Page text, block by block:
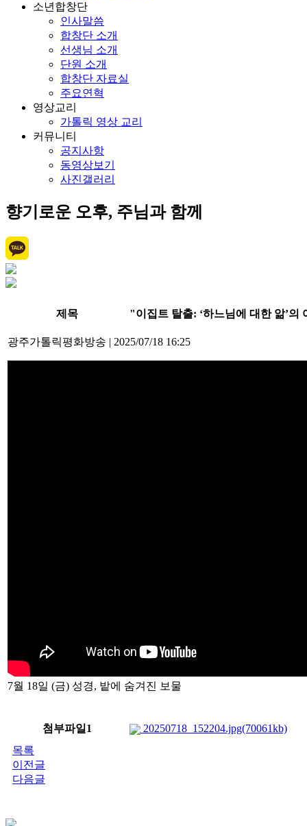
소년합창단
인사말씀
합창단 소개
선생님 소개
단원 소개
합창단 자료실
주요연혁
영상교리
가톨릭 영상 교리
커뮤니티
공지사항
동영상보기
사진갤러리
향기로운 오후, 주님과 함께
제목 "이집트 탈출: ‘하느님에 대한 앎’의
광주가톨릭평화방송 | 2025/07/18 16:25
7월 18일 (금) 성경, 밭에 숨겨진 보물
첨부파일1
20250718_152204.jpg(70061kb)
목록
이전글
다음글